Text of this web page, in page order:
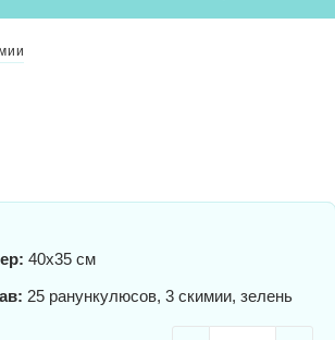
40x35 см
25 ранункулюсов, 3 скимии, зелень